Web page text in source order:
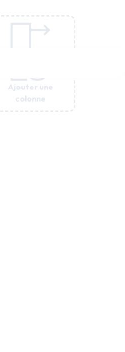
Ajouter une
colonne
Ajouter une
colonne
Ajouter une
colonne
Ajouter une
colonne
Ajouter une
colonne